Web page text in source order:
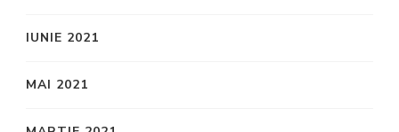
IUNIE 2021
MAI 2021